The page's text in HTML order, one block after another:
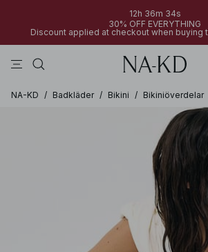
12h 36m 34s
30% OFF EVERYTHING
Discount applied at checkout when buying
NA-KD / Badkläder / Bikini / Bikiniöverdelar